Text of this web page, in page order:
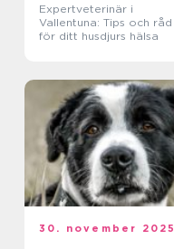
Expertveterinär i
Vallentuna: Tips och råd
för ditt husdjurs hälsa
30. november 2025